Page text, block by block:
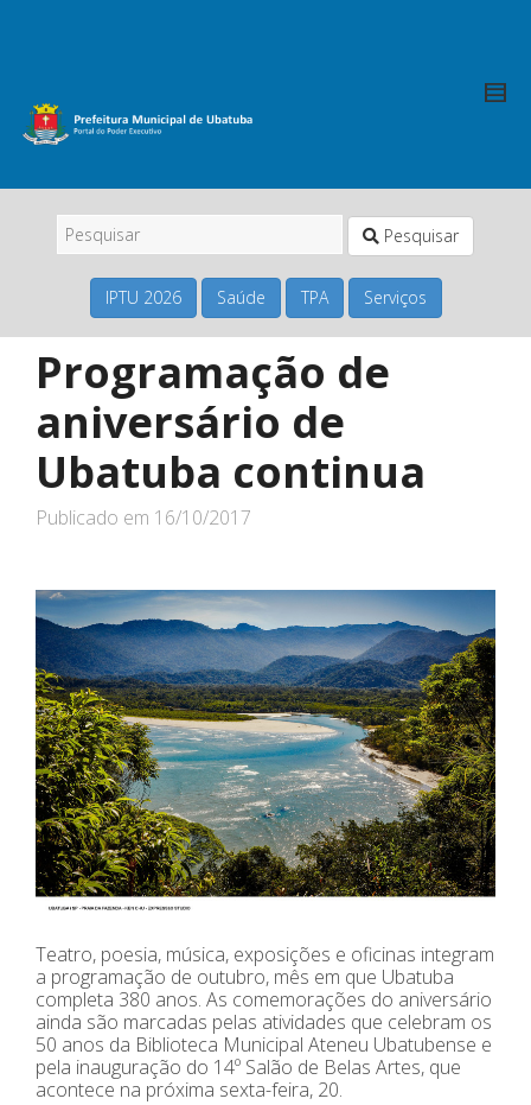
Pesquisar
IPTU 2026 Saúde TPA Serviços
Programação de
aniversário de
Ubatuba continua
Publicado em 16/10/2017
Teatro, poesia, música, exposições e oficinas integram
a programação de outubro, mês em que Ubatuba
completa 380 anos. As comemorações do aniversário
ainda são marcadas pelas atividades que celebram os
50 anos da Biblioteca Municipal Ateneu Ubatubense e
pela inauguração do 14º Salão de Belas Artes, que
acontece na próxima sexta-feira, 20.